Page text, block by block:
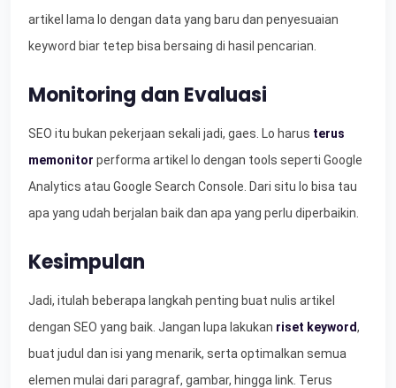
artikel lama lo dengan data yang baru dan penyesuaian
keyword biar tetep bisa bersaing di hasil pencarian.
Monitoring dan Evaluasi
SEO itu bukan pekerjaan sekali jadi, gaes. Lo harus terus
memonitor performa artikel lo dengan tools seperti Google
Analytics atau Google Search Console. Dari situ lo bisa tau
apa yang udah berjalan baik dan apa yang perlu diperbaikin.
Kesimpulan
Jadi, itulah beberapa langkah penting buat nulis artikel
dengan SEO yang baik. Jangan lupa lakukan riset keyword,
buat judul dan isi yang menarik, serta optimalkan semua
elemen mulai dari paragraf, gambar, hingga link. Terus